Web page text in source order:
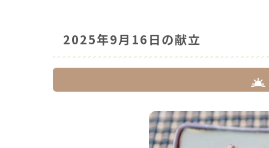
2025年9月16日の献立